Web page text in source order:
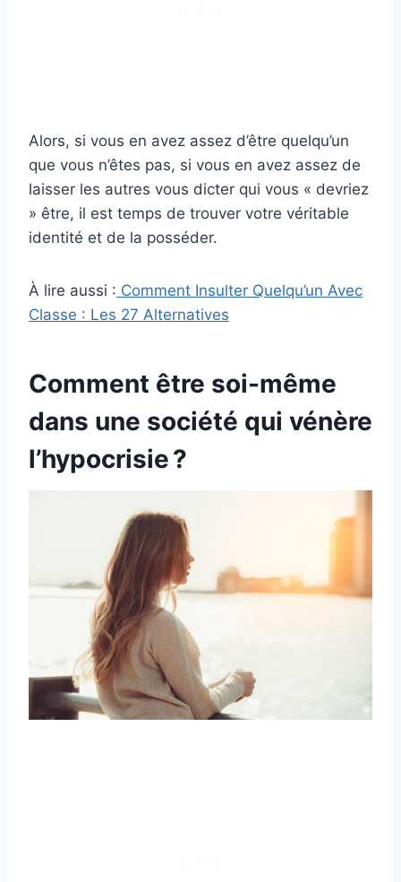
Alors, si vous en avez assez d’être quelqu’un
que vous n’êtes pas, si vous en avez assez de
laisser les autres vous dicter qui vous « devriez
» être, il est temps de trouver votre véritable
identité et de la posséder.
À lire aussi : Comment Insulter Quelqu’un Avec
Classe : Les 27 Alternatives
Comment être soi-même
dans une société qui vénère
l’hypocrisie ?